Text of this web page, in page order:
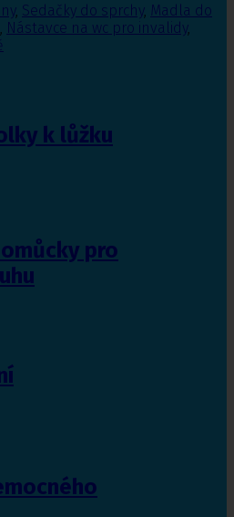
, Sedačky do sprchy, Madla do
, Nástavce na wc pro invalidy,
k lůžku
pro